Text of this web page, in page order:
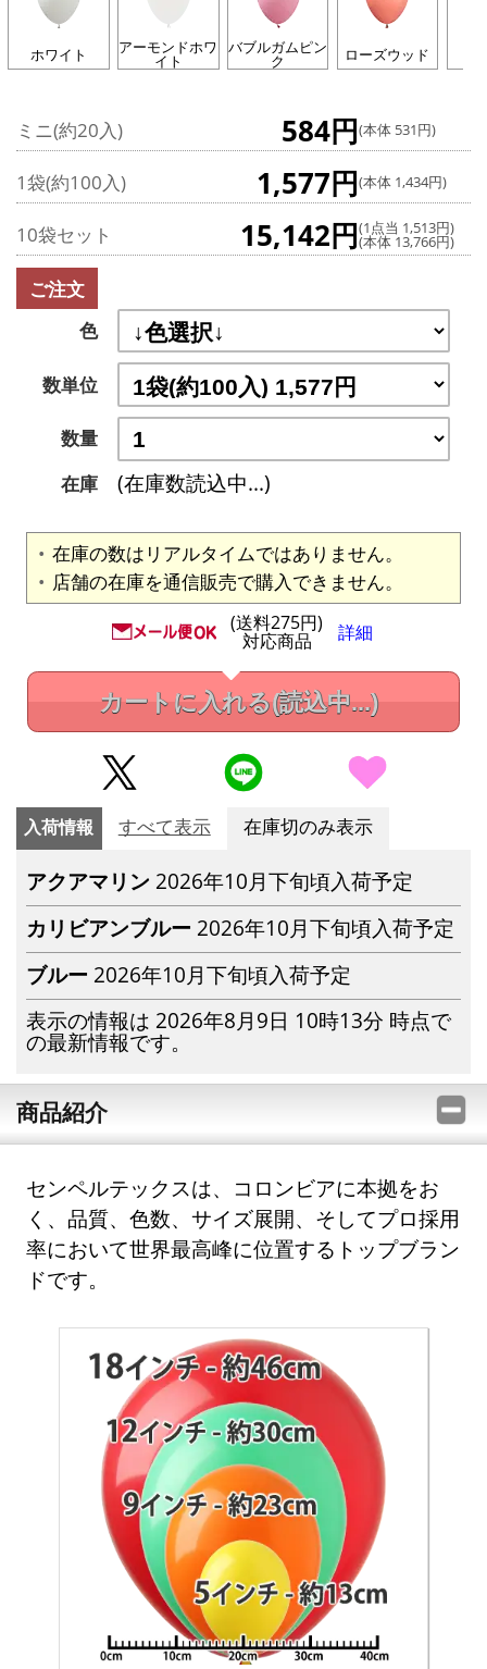
ホワイト アーモンドホワ
イト
バブルガムピン
ク ローズウッド
ミニ(約20入) 584円(本体 531円)
1袋(約100入) 1,577円(本体 1,434円)
10袋セット 15,142円(1点当 1,513円)
(本体 13,766円)
ご注文
色
数単位
数量
在庫
(在庫数読込中...)
在庫の数はリアルタイムではありません。
店舗の在庫を通信販売で購入できません。
(送料275円)
対応商品 詳細
カートに入れる(読込中...)
入荷情報 すべて表示 在庫切のみ表示
アクアマリン 2026年10月下旬頃入荷予定
カリビアンブルー 2026年10月下旬頃入荷予定
ブルー 2026年10月下旬頃入荷予定
表示の情報は 2026年8月9日 10時13分 時点で
の最新情報です。
商品紹介
センペルテックスは、コロンビアに本拠をお
く、品質、色数、サイズ展開、そしてプロ採用
率において世界最高峰に位置するトップブラン
ドです。